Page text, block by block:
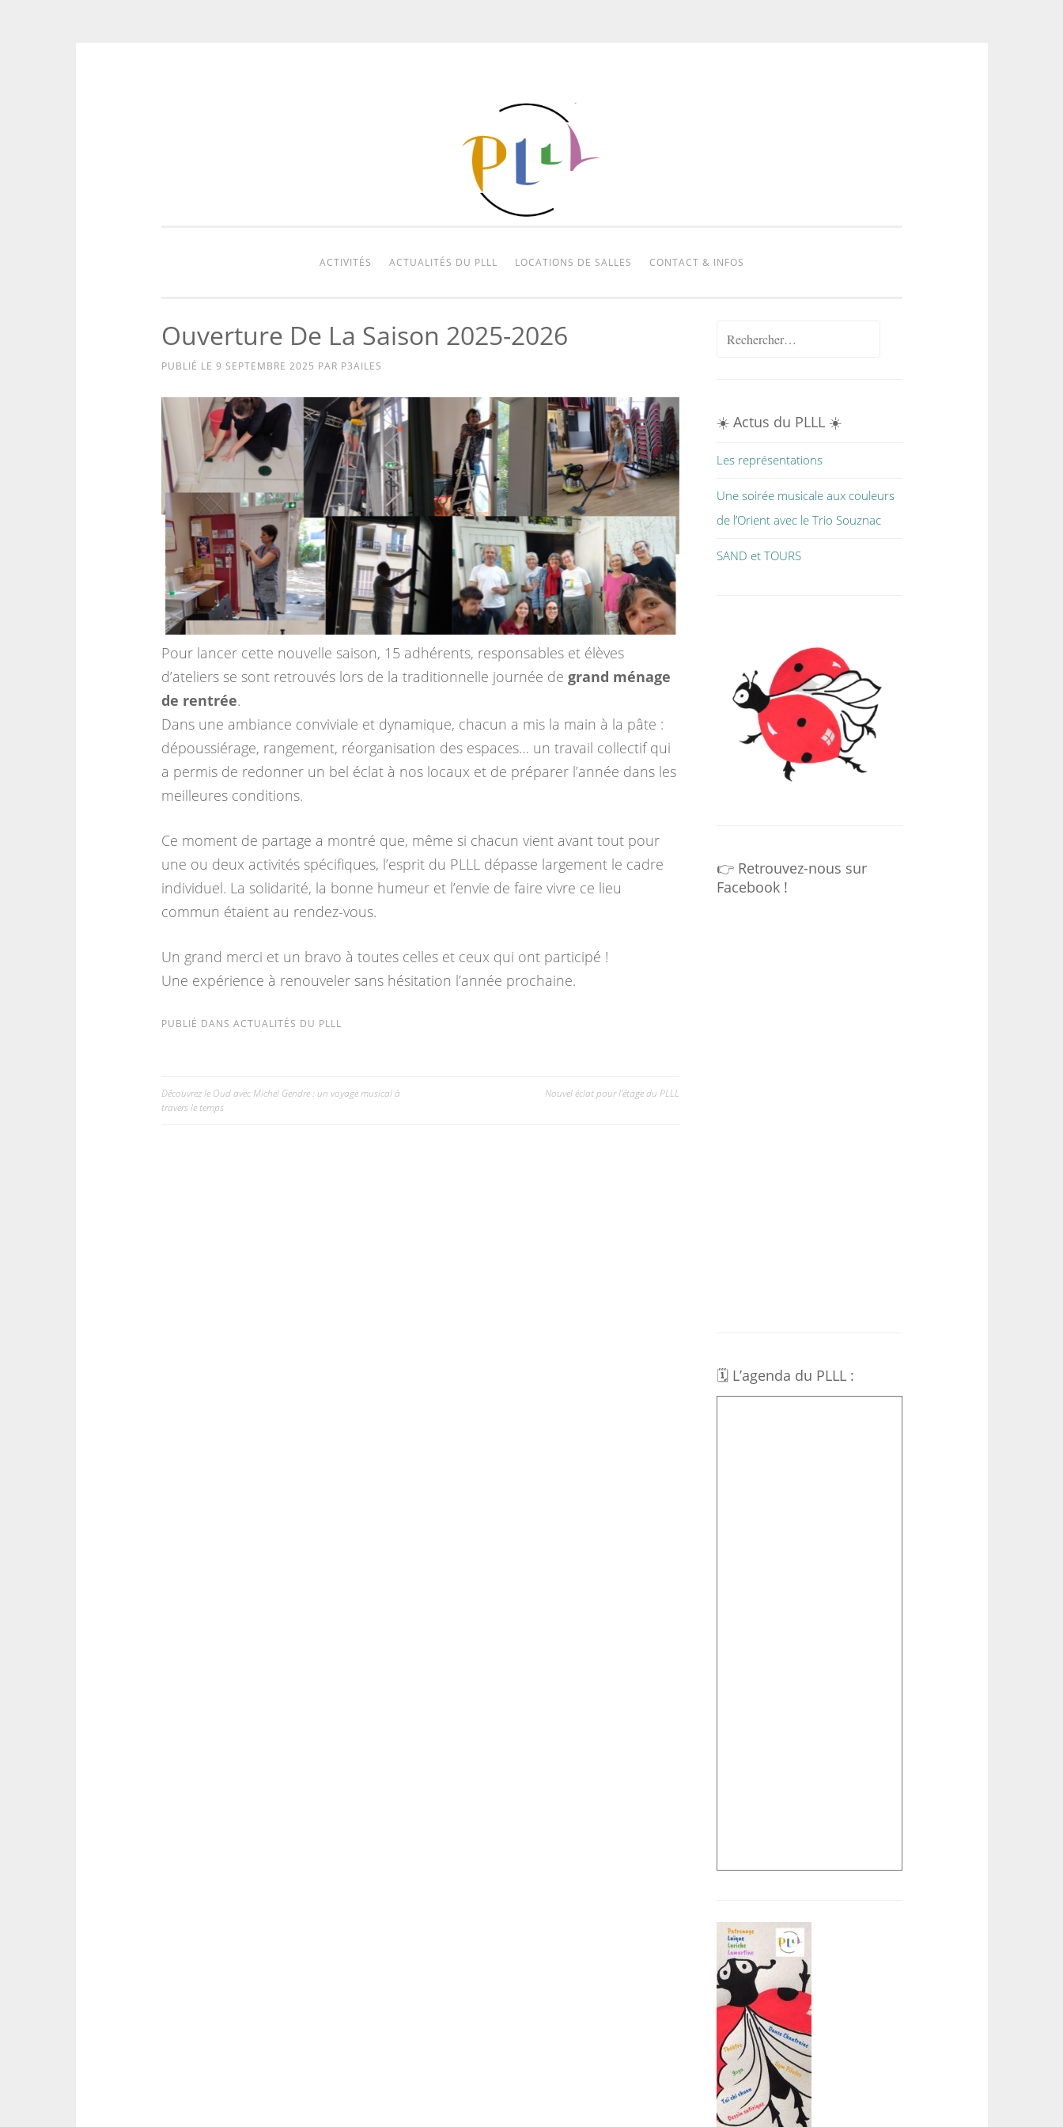
ACTIVITÉS ACTUALITÉS DU PLLL LOCATIONS DE SALLES CONTACT & INFOS
Ouverture De La Saison 2025-2026
PUBLIÉ LE 9 SEPTEMBRE 2025 PAR P3AILES
Pour lancer cette nouvelle saison, 15 adhérents, responsables et élèves
d’ateliers se sont retrouvés lors de la traditionnelle journée de grand ménage
de rentrée.
Dans une ambiance conviviale et dynamique, chacun a mis la main à la pâte :
dépoussiérage, rangement, réorganisation des espaces… un travail collectif qui
a permis de redonner un bel éclat à nos locaux et de préparer l’année dans les
meilleures conditions.
Ce moment de partage a montré que, même si chacun vient avant tout pour
une ou deux activités spécifiques, l’esprit du PLLL dépasse largement le cadre
individuel. La solidarité, la bonne humeur et l’envie de faire vivre ce lieu
commun étaient au rendez-vous.
Un grand merci et un bravo à toutes celles et ceux qui ont participé !
Une expérience à renouveler sans hésitation l’année prochaine.
PUBLIÉ DANS ACTUALITÉS DU PLLL
Navigation
Découvrez le Oud avec Michel Gendre : un voyage musical à
travers le temps
Nouvel éclat pour l’étage du PLLL
Rechercher :
☀️ Actus du PLLL ☀️
Les représentations
Une soirée musicale aux couleurs
de l’Orient avec le Trio Souznac
SAND et TOURS
👉 Retrouvez-nous sur
Facebook !
🗓 L’agenda du PLLL :